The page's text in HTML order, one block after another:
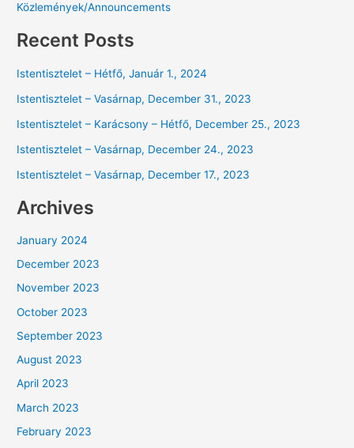
Közlemények/Announcements
Recent Posts
Istentisztelet – Hétfő, Január 1., 2024
Istentisztelet – Vasárnap, December 31., 2023
Istentisztelet – Karácsony – Hétfő, December 25., 2023
Istentisztelet – Vasárnap, December 24., 2023
Istentisztelet – Vasárnap, December 17., 2023
Archives
January 2024
December 2023
November 2023
October 2023
September 2023
August 2023
April 2023
March 2023
February 2023